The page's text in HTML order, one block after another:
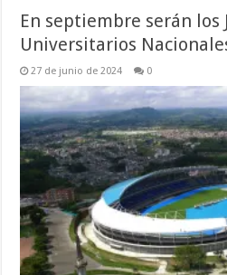
En septiembre serán los
Universitarios
27 de junio de 2024 0